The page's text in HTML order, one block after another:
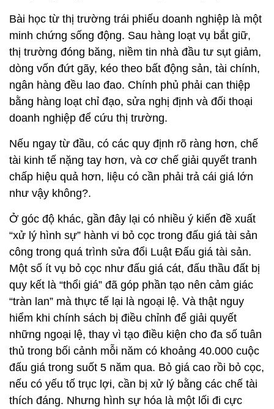
Bài học từ thị trường trái phiếu doanh nghiệp là một
minh chứng sống động. Sau hàng loạt vụ bắt giữ,
thị trường đóng băng, niềm tin nhà đầu tư sụt giảm,
dòng vốn đứt gãy, kéo theo bất động sản, tài chính,
ngân hàng đều lao đao. Chính phủ phải can thiệp
bằng hàng loạt chỉ đạo, sửa nghị định và đối thoại
doanh nghiệp để cứu thị trường.
Nếu ngay từ đầu, có các quy định rõ ràng hơn, chế
tài kinh tế nặng tay hơn, và cơ chế giải quyết tranh
chấp hiệu quả hơn, liệu có cần phải trả cái giá lớn
như vậy không?.
Ở góc độ khác, gần đây lại có nhiều ý kiến đề xuất
“xử lý hình sự” hành vi bỏ cọc trong đấu giá tài sản
công trong quá trình sửa đổi Luật Đấu giá tài sản.
Một số ít vụ bỏ cọc như đấu giá cát, đấu thầu đất bị
quy kết là “thổi giá” đã góp phần tạo nên cảm giác
“tràn lan” mà thực tế lại là ngoại lệ. Và thật nguy
hiểm khi chính sách bị điều chỉnh để giải quyết
những ngoại lệ, thay vì tạo điều kiện cho đa số tuân
thủ trong bối cảnh mỗi năm có khoảng 40.000 cuộc
đấu giá trong suốt 5 năm qua. Bỏ giá cao rồi bỏ cọc,
nếu có yếu tố trục lợi, cần bị xử lý bằng các chế tài
thích đáng. Nhưng hình sự hóa là một lối đi cực